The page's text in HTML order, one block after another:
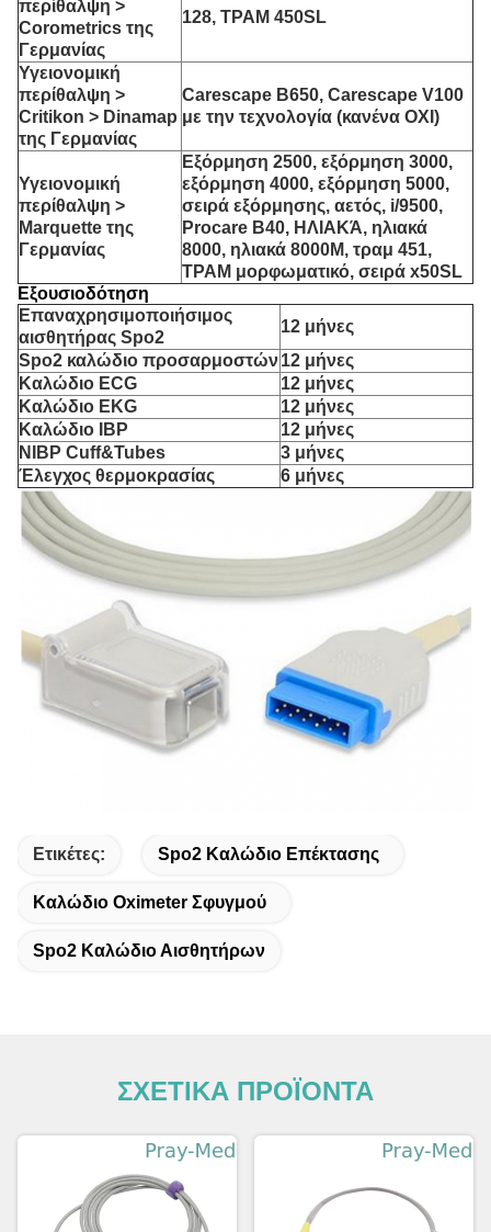
περίθαλψη >
Corometrics της
Γερμανίας
128, ΤΡΑΜ 450SL
Υγειονομική
περίθαλψη >
Critikon > Dinamap
της Γερμανίας
Carescape B650, Carescape V100
με την τεχνολογία (κανένα OXI)
Υγειονομική
περίθαλψη >
Marquette της
Γερμανίας
Εξόρμηση 2500, εξόρμηση 3000,
εξόρμηση 4000, εξόρμηση 5000,
σειρά εξόρμησης, αετός, i/9500,
Procare B40, ΗΛΙΑΚΆ, ηλιακά
8000, ηλιακά 8000M, τραμ 451,
ΤΡΑΜ μορφωματικό, σειρά x50SL
Εξουσιοδότηση
Επαναχρησιμοποιήσιμος
αισθητήρας Spo2
12 μήνες
Spo2 καλώδιο προσαρμοστών12 μήνες
Καλώδιο ECG
12 μήνες
Καλώδιο EKG
12 μήνες
Καλώδιο IBP
12 μήνες
NIBP Cuff&Tubes
3 μήνες
Έλεγχος θερμοκρασίας
6 μήνες
Ετικέτες: Spo2 Καλώδιο Επέκτασης
Καλώδιο Oximeter Σφυγμού
Spo2 Καλώδιο Αισθητήρων
ΣΧΕΤΙΚΑ ΠΡΟΪΟΝΤΑ